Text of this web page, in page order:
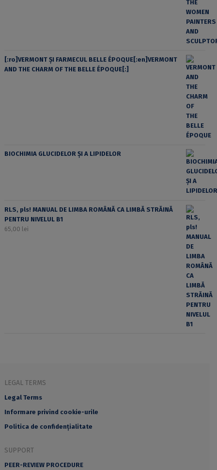
[:ro]VERMONT ȘI FARMECUL BELLE ÉPOQUE[:en]VERMONT
AND THE CHARM OF THE BELLE ÉPOQUE[:]
BIOCHIMIA GLUCIDELOR ȘI A LIPIDELOR
RLS, pls! MANUAL DE LIMBA ROMÂNĂ CA LIMBĂ STRĂINĂ
PENTRU NIVELUL B1
65,00 lei
LEGAL TERMS
Legal Terms
Informare privind cookie-urile
Politica de confidențialitate
SUPPORT
PEER-REVIEW PROCEDURE